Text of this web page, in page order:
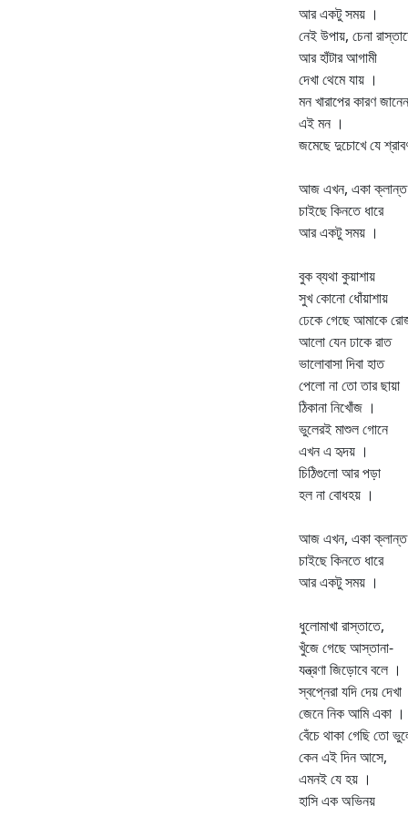
আর একটু সময় ।
নেই উপায়, চেনা
আর হাঁটার আগামী
দেখা থেমে যায় ।
মন খারাপের কারণ
এই মন ।
জমেছে দুচোখে যে
আজ এখন, একা
চাইছে কিনতে ধারে
আর একটু সময় ।
বুক ব্যথা কুয়াশায়
সুখ কোনো ধোঁয়াশায়
ঢেকে গেছে আমাকে
আলো যেন ঢাকে রাত
ভালোবাসা দিবা হাত
পেলো না তো তার ছায়া
ঠিকানা নিখোঁজ ।
ভুলেরই মাশুল গোনে
এখন এ হৃদয় ।
চিঠিগুলো আর পড়া
হল না বোধহয় ।
আজ এখন, একা
চাইছে কিনতে ধারে
আর একটু সময় ।
ধুলোমাখা রাস্তাতে,
খুঁজে গেছে আস্তানা-
যন্ত্রণা জিড়োবে বলে ।
স্বপ্নেরা যদি দেয় দেখা
জেনে নিক আমি একা ।
বেঁচে থাকা গেছি তো
কেন এই দিন আসে,
এমনই যে হয় ।
হাসি এক অভিনয়